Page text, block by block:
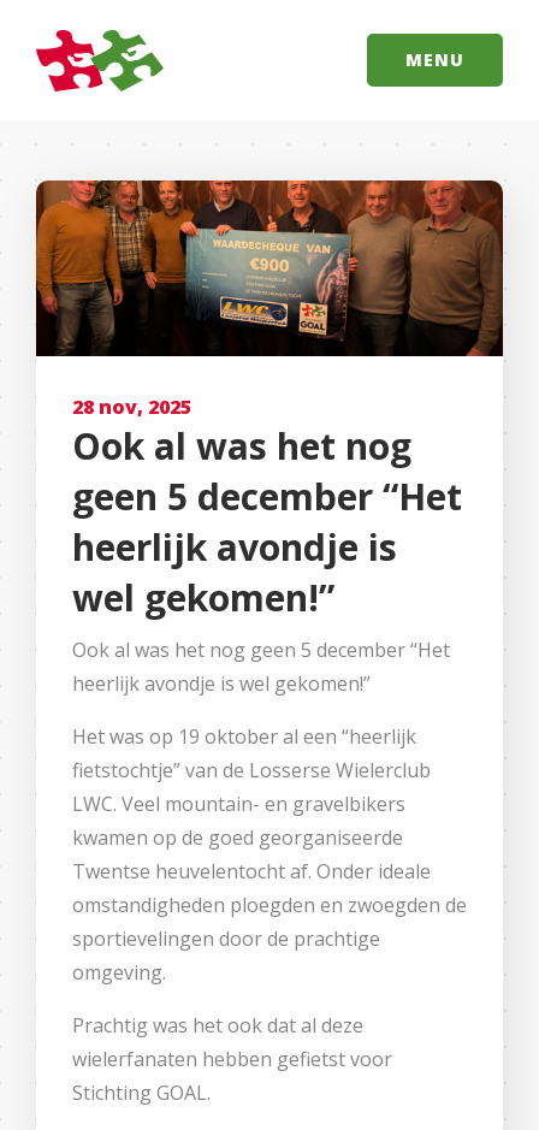
MENU
28 nov, 2025
Ook al was het nog
geen 5 december “Het
heerlijk avondje is
wel gekomen!”
Ook al was het nog geen 5 december “Het
heerlijk avondje is wel gekomen!”
Het was op 19 oktober al een “heerlijk
fietstochtje” van de Losserse Wielerclub
LWC. Veel mountain- en gravelbikers
kwamen op de goed georganiseerde
Twentse heuvelentocht af. Onder ideale
omstandigheden ploegden en zwoegden de
sportievelingen door de prachtige
omgeving.
Prachtig was het ook dat al deze
wielerfanaten hebben gefietst voor
Stichting GOAL.